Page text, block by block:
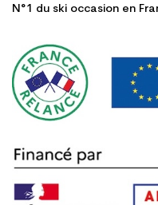
N°1 du ski occasion en